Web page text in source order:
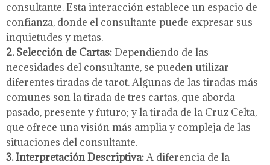
consultante. Esta interacción establece un espacio de
confianza, donde el consultante puede expresar sus
inquietudes y metas.
2. Selección de Cartas:Dependiendo de las
necesidades del consultante, se pueden utilizar
diferentes tiradas de tarot. Algunas de las tiradas más
comunes son la tirada de tres cartas, que aborda
pasado, presente y futuro; y la tirada de la Cruz Celta,
que ofrece una visión más amplia y compleja de las
situaciones del consultante.
3. Interpretación Descriptiva:A diferencia de la